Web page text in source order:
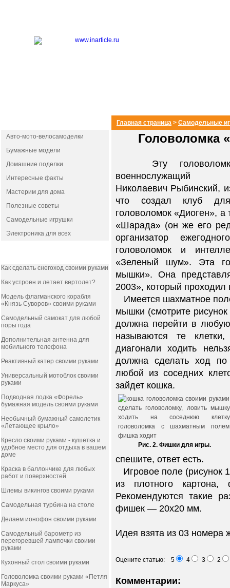
Авто-мото-велосамоделки
Бумажные модели
Домашние поделки
Интересные факты
Мастерим для дома
Полезные советы
Самодельные игрушки
Электроника для всех
Как сделать снегоход своими руками
Как устроен и летает вертолет?
Модель флагманского корабля
«Князь Суворов» своими руками
Самодельный самокат для любой
поры года
Дополнительная антенна для
мобильного телефона
Реактивный катер своими руками
Универсальный мотоблок своими
руками
Подводная лодка «Форель»
бумажная модель своими руками
Необычный бумажный самолетик
«Летающее крыло»
Кресло своими руками - кушетка и
удобное место для отдыха в вашем
доме
Краска в баллончике для любых
работ и поверхностей
Шлемы викингов своими руками
Самодельная турбина на столе
Делаем ионофон своими руками
Самодельный барометр из
перегоревшей лампочки своими
руками
Кухонный стол своими руками
Головоломка своими руками «Петля
Маркуса»
Главная страница > Самодельные
Головоломка
Эту
военнослужащий
Николаевич Рыбинский,
что создал клуб
головоломок «Диоген», а
«Шарада» (он же его
организатор
головоломок и
«Зеленый шум». Эта
мышки». Она
2003», который проходил
Имеется шахматное
мышки (смотрите
должна перейти в
называются те
диагонали ходить
должна сделать ход
любой из соседних
зайдет кошка.
Рис. 2. Фишки для игры.
спешите, ответ есть.
Игровое поле (рисунок
из плотного картона,
Рекомендуются такие
фишек — 20х20 мм.
Идея взята из 03 номера
Оцените статью: 5 4 3 2
Комментарии: